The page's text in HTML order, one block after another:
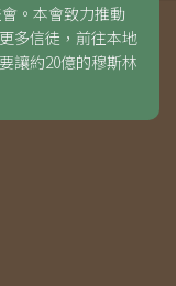
。本會致力推動
多信徒，前往本地
讓約20億的穆斯林